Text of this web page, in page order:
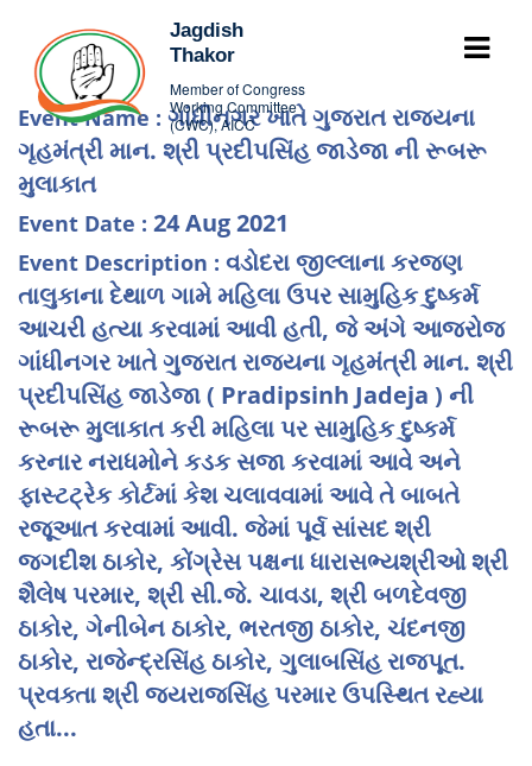
Jagdish
Thakor
Member of Congress
Working Committee
(CWC), AICC
Event Name : ગાંધીનગર ખાતે ગુજરાત રાજ્યના
ગૃહમંત્રી માન. શ્રી પ્રદીપસિંહ જાડેજા ની રૂબરૂ
મુલાકાત
Event Date : 24 Aug 2021
Event Description : વડોદરા જીલ્લાના કરજણ
તાલુકાના દેથાળ ગામે મહિલા ઉપર સામુહિક દુષ્કર્મ
આચરી હત્યા કરવામાં આવી હતી, જે અંગે આજરોજ
ગાંધીનગર ખાતે ગુજરાત રાજ્યના ગૃહમંત્રી માન. શ્રી
પ્રદીપસિંહ જાડેજા ( Pradipsinh Jadeja ) ની
રૂબરૂ મુલાકાત કરી મહિલા પર સામુહિક દુષ્કર્મ
કરનાર નરાધમોને કડક સજા કરવામાં આવે અને
ફાસ્ટટ્રેક કોર્ટમાં કેશ ચલાવવામાં આવે તે બાબતે
રજૂઆત કરવામાં આવી. જેમાં પૂર્વ સાંસદ શ્રી
જગદીશ ઠાકોર, કોંગ્રેસ પક્ષના ધારાસભ્યશ્રીઓ શ્રી
શૈલેષ પરમાર, શ્રી સી.જે. ચાવડા, શ્રી બળદેવજી
ઠાકોર, ગેનીબેન ઠાકોર, ભરતજી ઠાકોર, ચંદનજી
ઠાકોર, રાજેન્દ્રસિંહ ઠાકોર, ગુલાબસિંહ રાજપૂત.
પ્રવક્તા શ્રી જયરાજસિંહ પરમાર ઉપસ્થિત રહ્યા
હતા...